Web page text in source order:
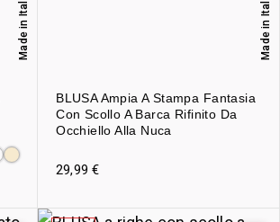
Made in Italy
BLUSA Ampia A Stampa Fantasia
Con Scollo A Barca Rifinito Da
Occhiello Alla Nuca
Made in Italy
29,99€